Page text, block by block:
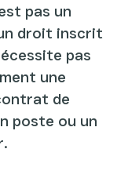
pas un
droit inscrit
pas
une
de
poste ou un